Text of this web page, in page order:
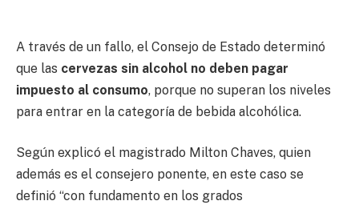
A través de un fallo, el Consejo de Estado determinó
que las cervezas sin alcohol no deben pagar
impuesto al consumo, porque no superan los niveles
para entrar en la categoría de bebida alcohólica.
Según explicó el magistrado Milton Chaves, quien
además es el consejero ponente, en este caso se
definió “con fundamento en los grados